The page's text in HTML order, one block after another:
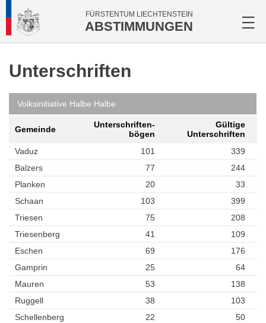
FÜRSTENTUM LIECHTENSTEIN
ABSTIMMUNGEN
Unterschriften
Volksinitiative Halbe Halbe
Gemeinde
Unterschriften­
bögen
Gültige
Unterschriften
Vaduz
101
339
Balzers
77
244
Planken
20
33
Schaan
103
399
Triesen
75
208
Triesenberg
41
109
Eschen
69
176
Gamprin
25
64
Mauren
53
138
Ruggell
38
103
Schellenberg
22 50